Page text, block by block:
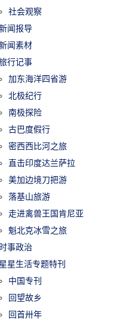
社会观察
闻报导
闻素材
行记事
加东海洋四省游
北极纪行
南极探险
古巴度假行
密西西比河之旅
直击印度达兰萨拉
美加边境刀把游
落基山旅游
走进禽兽王国肯尼亚
魁北克冰雪之旅
时事政治
星星生活专题特刊
中国专刊
回望故乡
回首卅年